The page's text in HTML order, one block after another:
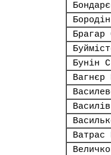
Бунін